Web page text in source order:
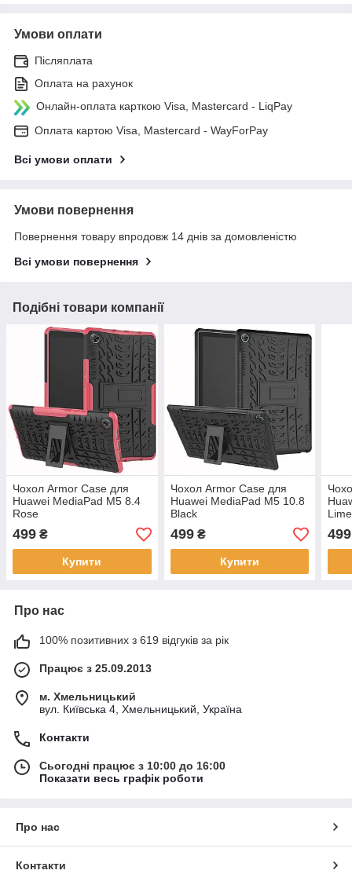
Умови оплати
Післяплата
Оплата на рахунок
Онлайн-оплата карткою Visa, Mastercard - LiqPay
Оплата картою Visa, Mastercard - WayForPay
Всі умови оплати
Умови повернення
Повернення товару впродовж 14 днів за домовленістю
Всі умови повернення
Подібні товари компанії
Чохол Armor Case для
Huawei MediaPad M5 8.4
Rose
499 ₴
Купити
Чохол Armor Case для
Huawei MediaPad M5 10.8
Black
499₴
Купити
Lime
499
Про нас
100% позитивних з 619 відгуків за рік
Працює з 25.09.2013
м. Хмельницький
вул. Київська 4, Хмельницький, Україна
Контакти
Сьогодні працює з 10:00 до 16:00
Показати весь графік роботи
Про нас
Контакти